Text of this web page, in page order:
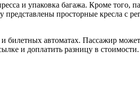
и упаковка багажа. Кроме
просторные кресла с
автоматах. Пассажир
и доплатить разницу в стоимости.